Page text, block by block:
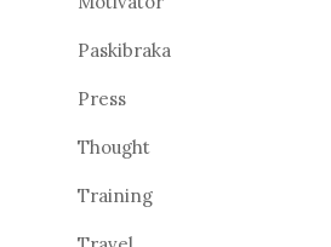
Paskibraka
Press
Thought
Training